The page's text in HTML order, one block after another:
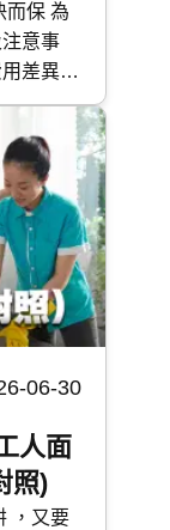
而保 為
意事
差異，
06-30
人面
照)
，又要